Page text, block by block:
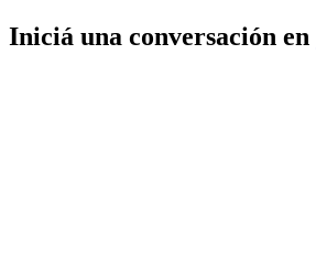
Iniciá una conversación en